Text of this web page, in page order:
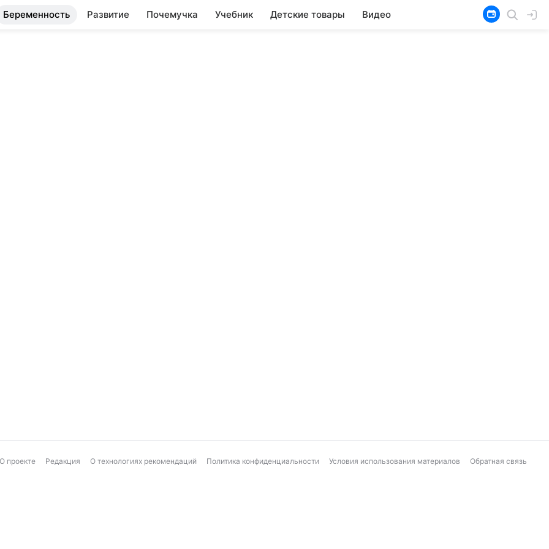
Беременность Развитие Почемучка Учебник Детские товары Видео
О проекте Редакция О технологиях рекомендаций Политика конфиденциальности Условия использования материалов Обратная связь